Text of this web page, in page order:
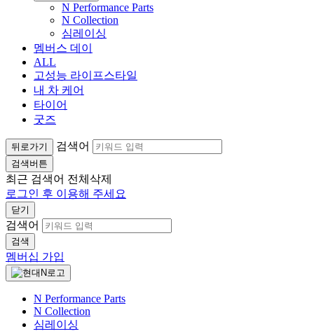
N Performance Parts
N Collection
심레이싱
멤버스 데이
ALL
고성능 라이프스타일
내 차 케어
타이어
굿즈
뒤로가기 검색어
검색버튼
최근 검색어 전체삭제
로그인 후 이용해 주세요
닫기
검색어
검색
멤버십 가입
N Performance Parts
N Collection
심레이싱